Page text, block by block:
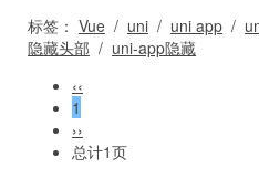
标签： Vue / uni / uni app /
隐藏头部 / uni-app隐藏
‹‹
1
››
总计1页